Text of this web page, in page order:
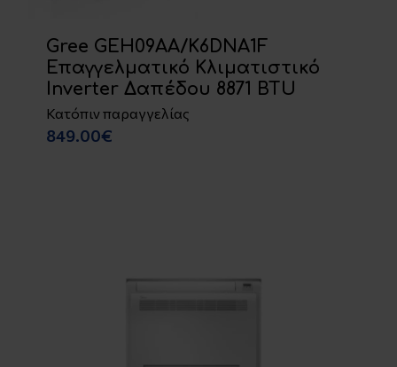
Gree GEH09AA/K6DNA1F
Επαγγελματικό Κλιματιστικό
Inverter Δαπέδου 8871 BTU
Κατόπιν παραγγελίας
849.00€